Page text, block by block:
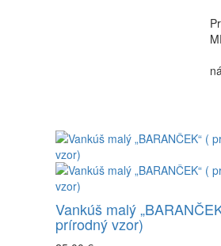
Vankúš malý
prírodný vzor)